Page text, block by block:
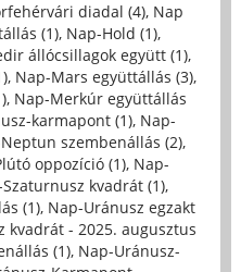
diadal (4), Nap
(1), Nap-Hold (1),
állócsillagok együtt (1),
, Nap-Mars együttállás (3),
, Nap-Merkúr együttállás
karmapont (1), Nap-
szembenállás (2),
oppozíció (1), Nap-
kvadrát (1),
(1), Nap-Uránusz egzakt
kvadrát - 2025. augusztus
(1), Nap-Uránusz-